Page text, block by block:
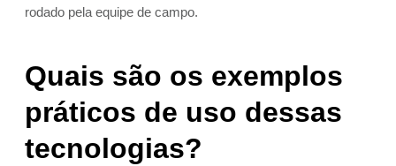
rodado pela equipe de campo.
Quais são os exemplos
práticos de uso dessas
tecnologias?